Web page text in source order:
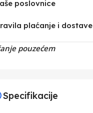
poslovnice
plaćanje i dostave
pouzećem
Specifikacije